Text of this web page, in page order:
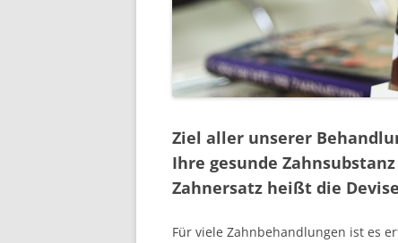
FÜLLUNGEN
KRONEN
KOFFERDAM
PROTHETIK
Ziel aller unserer
Ihre gesunde
Zahnersatz heißt die
Für viele Zahnbehandlungen ist es